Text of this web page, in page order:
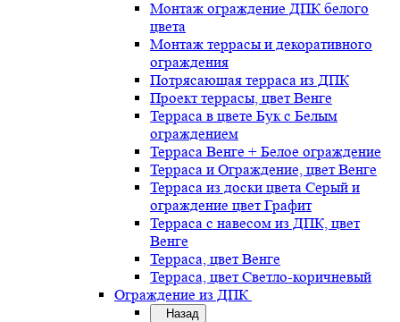
Монтаж ограждение ДПК белого
цвета
Монтаж террасы и декоративного
ограждения
Потрясающая терраса из ДПК
Проект террасы, цвет Венге
Терраса в цвете Бук с Белым
ограждением
Терраса Венге + Белое ограждение
Терраса и Ограждение, цвет Венге
Терраса из доски цвета Серый и
ограждение цвет Графит
Терраса с навесом из ДПК, цвет
Венге
Терраса, цвет Венге
Терраса, цвет Светло-коричневый
Ограждение из ДПК
Назад